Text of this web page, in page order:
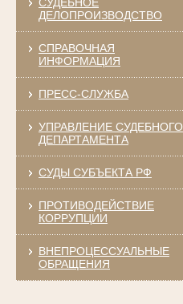
ДЕЛОПРОИЗВОДСТВО
СПРАВОЧНАЯ
ИНФОРМАЦИЯ
ПРЕСС-СЛУЖБА
УПРАВЛЕНИЕ СУДЕБНОГО
ДЕПАРТАМЕНТА
СУДЫ СУБЪЕКТА РФ
ПРОТИВОДЕЙСТВИЕ
КОРРУПЦИИ
ВНЕПРОЦЕССУАЛЬНЫЕ
ОБРАЩЕНИЯ